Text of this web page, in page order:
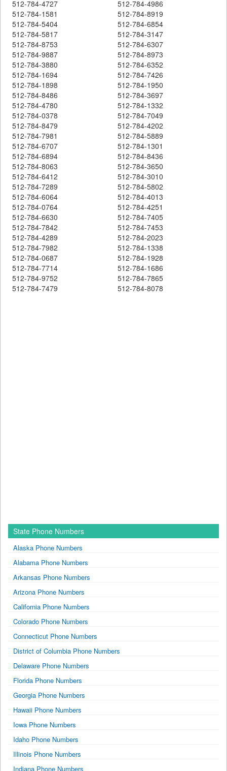
512-784-4727
512-784-4986
512-784-1581
512-784-8919
512-784-5404
512-784-6854
512-784-5817
512-784-3147
512-784-8753
512-784-6307
512-784-9887
512-784-8973
512-784-3880
512-784-6352
512-784-1694
512-784-7426
512-784-1898
512-784-1950
512-784-8486
512-784-3697
512-784-4780
512-784-1332
512-784-0378
512-784-7049
512-784-8479
512-784-4202
512-784-7981
512-784-5889
512-784-6707
512-784-1301
512-784-6894
512-784-8436
512-784-8063
512-784-3650
512-784-6412
512-784-3010
512-784-7289
512-784-5802
512-784-6064
512-784-4013
512-784-0764
512-784-4251
512-784-6630
512-784-7405
512-784-7842
512-784-7453
512-784-4289
512-784-2023
512-784-7982
512-784-1338
512-784-0687
512-784-1928
512-784-7714
512-784-1686
512-784-9752
512-784-7865
512-784-7479
512-784-8078
State Phone Numbers
Alaska Phone Numbers
Alabama Phone Numbers
Arkansas Phone Numbers
Arizona Phone Numbers
California Phone Numbers
Colorado Phone Numbers
Connecticut Phone Numbers
District of Columbia Phone Numbers
Delaware Phone Numbers
Florida Phone Numbers
Georgia Phone Numbers
Hawaii Phone Numbers
Iowa Phone Numbers
Idaho Phone Numbers
Illinois Phone Numbers
Indiana Phone Numbers